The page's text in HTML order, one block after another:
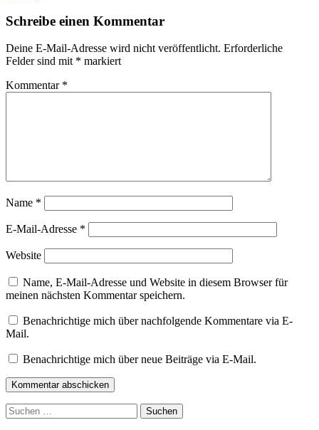
Schreibe einen Kommentar
Deine E-Mail-Adresse wird nicht veröffentlicht. Erforderliche
Felder sind mit * markiert
Kommentar *
Name *
E-Mail-Adresse *
Website
Name, E-Mail-Adresse und Website in diesem Browser für
meinen nächsten Kommentar speichern.
Benachrichtige mich über nachfolgende Kommentare via E-
Mail.
Benachrichtige mich über neue Beiträge via E-Mail.
Kommentar abschicken
Suchen
nach: